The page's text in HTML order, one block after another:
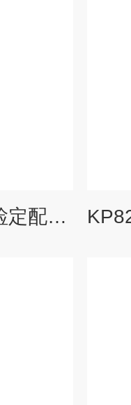
JZC-III甲烷传感器检定配套装置